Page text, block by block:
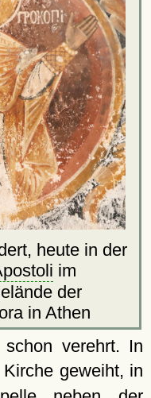
heute in der
im
der
in Athen
verehrt. In
geweiht, in